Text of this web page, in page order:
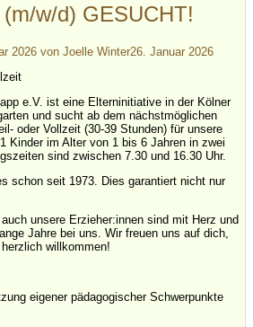
w/d) GESUCHT!
2026 vonJoelle Winter26. Januar 2026
e.V. ist eine Elterninitiative in der Kölner
und sucht ab demnächstmöglichen
oder Vollzeit (30-39 Stunden)für unsere
Kinder im Alter von 1 bis 6 Jahren in zwei
sind zwischen 7.30 und 16.30 Uhr.
schon seit 1973. Dies garantiert nicht nur
unsere Erzieher:innen sind mit Herz und
Jahre bei uns. Wir freuen uns auf dich,
willkommen!
eigener pädagogischer Schwerpunkte